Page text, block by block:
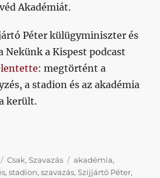
Akadémiát.
Péter külügyminiszter és
Nekünk a Kispest podcast
: megtörtént a
a stadion és az akadémia
került.
választások után”
Kategória
Csak,Szavazás Címke
akadémia,
,stadion,szavazás,Szijjártó Péter,